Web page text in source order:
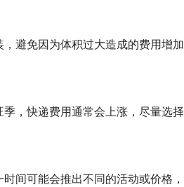
装，避免因为体积过大造成的费用
季，快递费用通常会上涨，尽量选
时间可能会推出不同的活动或价